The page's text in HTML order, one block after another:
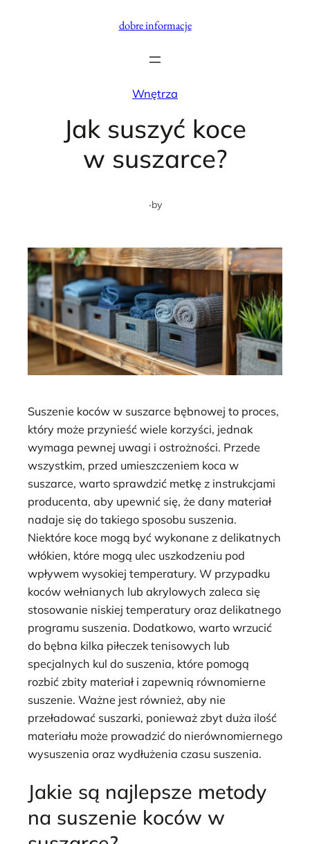
dobre informacje
Wnętrza
Jak suszyć koce
w suszarce?
·by
Suszenie koców w suszarce bębnowej to proces,
który może przynieść wiele korzyści, jednak
wymaga pewnej uwagi i ostrożności. Przede
wszystkim, przed umieszczeniem koca w
suszarce, warto sprawdzić metkę z instrukcjami
producenta, aby upewnić się, że dany materiał
nadaje się do takiego sposobu suszenia.
Niektóre koce mogą być wykonane z delikatnych
włókien, które mogą ulec uszkodzeniu pod
wpływem wysokiej temperatury. W przypadku
koców wełnianych lub akrylowych zaleca się
stosowanie niskiej temperatury oraz delikatnego
programu suszenia. Dodatkowo, warto wrzucić
do bębna kilka piłeczek tenisowych lub
specjalnych kul do suszenia, które pomogą
rozbić zbity materiał i zapewnią równomierne
suszenie. Ważne jest również, aby nie
przeładować suszarki, ponieważ zbyt duża ilość
materiału może prowadzić do nierównomiernego
wysuszenia oraz wydłużenia czasu suszenia.
Jakie są najlepsze metody
na suszenie koców w